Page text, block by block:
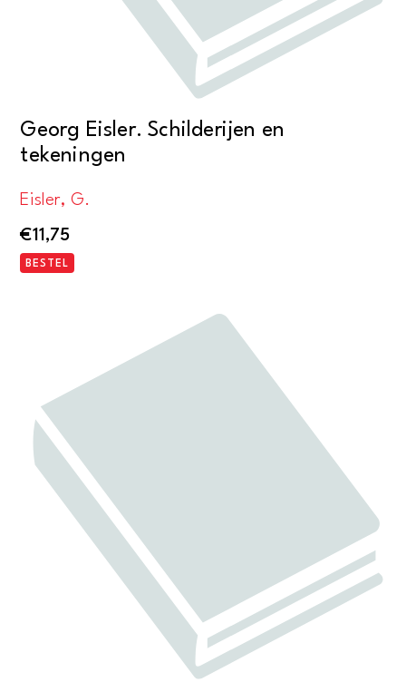
Georg Eisler. Schilderijen en
tekeningen
Eisler, G.
€11,75
BESTEL